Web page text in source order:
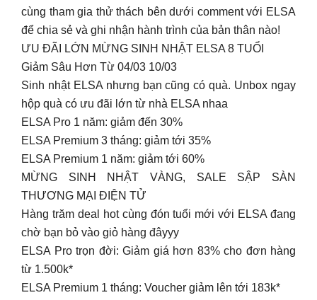
cùng tham gia thử thách bên dưới comment với ELSA
để chia sẻ và ghi nhận hành trình của bản thân nào!
ƯU ĐÃI LỚN MỪNG SINH NHẬT ELSA 8 TUỔI
Giảm Sâu Hơn Từ 04/03 10/03
Sinh nhật ELSA nhưng bạn cũng có quà. Unbox ngay
hộp quà có ưu đãi lớn từ nhà ELSA nhaa
ELSA Pro 1 năm: giảm đến 30%
ELSA Premium 3 tháng: giảm tới 35%
ELSA Premium 1 năm: giảm tới 60%
MỪNG SINH NHẬT VÀNG, SALE SẬP SÀN
THƯƠNG MẠI ĐIỆN TỬ
Hàng trăm deal hot cùng đón tuổi mới với ELSA đang
chờ bạn bỏ vào giỏ hàng đâyyy
ELSA Pro trọn đời: Giảm giá hơn 83% cho đơn hàng
từ 1.500k*
ELSA Premium 1 tháng: Voucher giảm lên tới 183k*